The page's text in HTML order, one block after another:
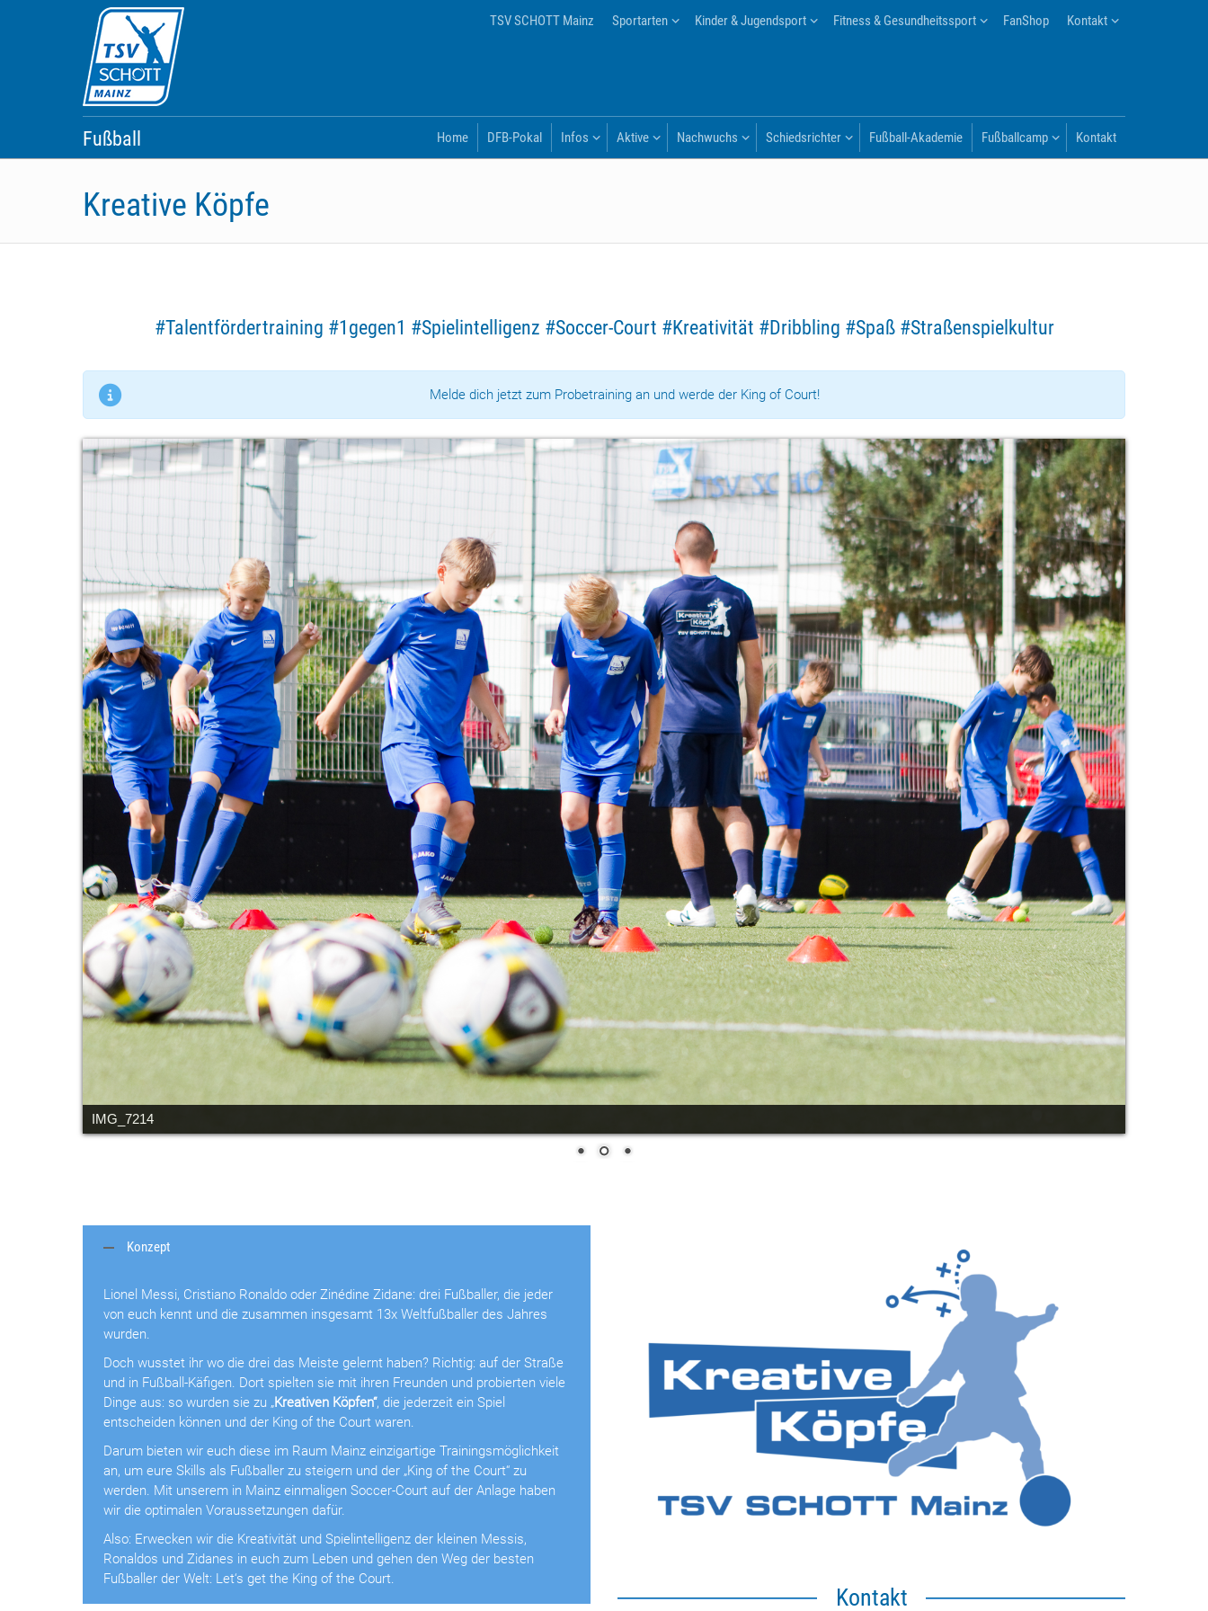
TSV SCHOTT Mainz Sportarten Kinder & Jugendsport Fitness & Gesundheitssport FanShop Kontakt
Fußball Home DFB-Pokal Infos Aktive Nachwuchs Schiedsrichter Fußball-Akademie Fußballcamp Kontakt
Kreative Köpfe
#Talentfördertraining #1gegen1 #Spielintelligenz #Soccer-Court #Kreativität #Dribbling #Spaß #Straßenspielkultur
Melde dich jetzt zum Probetraining an und werde der King of Court!
IMG_7214
Konzept
Lionel Messi, Cristiano Ronaldo oder Zinédine Zidane: drei Fußballer, die jeder
von euch kennt und die zusammen insgesamt 13x Weltfußballer des Jahres
wurden.
Doch wusstet ihr wo die drei das Meiste gelernt haben? Richtig: auf der Straße
und in Fußball-Käfigen. Dort spielten sie mit ihren Freunden und probierten viele
Dinge aus: so wurden sie zu „Kreativen Köpfen“, die jederzeit ein Spiel
entscheiden können und der King of the Court waren.
Darum bieten wir euch diese im Raum Mainz einzigartige Trainingsmöglichkeit
an, um eure Skills als Fußballer zu steigern und der „King of the Court“ zu
werden. Mit unserem in Mainz einmaligen Soccer-Court auf der Anlage haben
wir die optimalen Voraussetzungen dafür.
Also: Erwecken wir die Kreativität und Spielintelligenz der kleinen Messis,
Ronaldos und Zidanes in euch zum Leben und gehen den Weg der besten
Fußballer der Welt: Let‘s get the King of the Court.
Kontakt